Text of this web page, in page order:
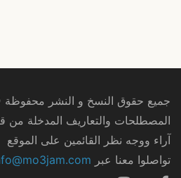
جميع حقوق النسخ و النشر محفوظة ©
المصطلحات والتعاريف المدخلة من
آراء ووجه نظر القائمين على الموقع
تواصلوا معنا عبر